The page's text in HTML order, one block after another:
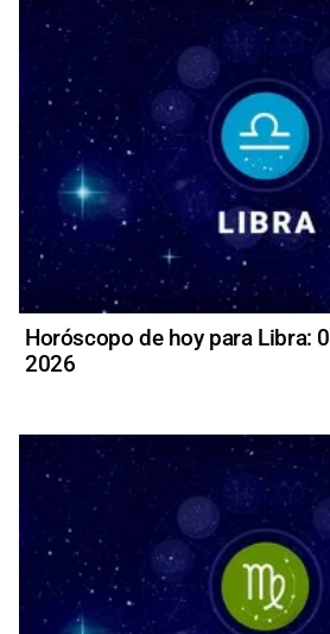
Horóscopo de hoy para Libra:
2026